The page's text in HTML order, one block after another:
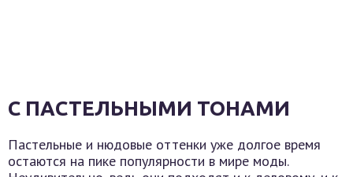
С ПАСТЕЛЬНЫМИ ТОНАМИ
Пастельные и нюдовые оттенки уже долгое время
остаются на пике популярности в мире моды.